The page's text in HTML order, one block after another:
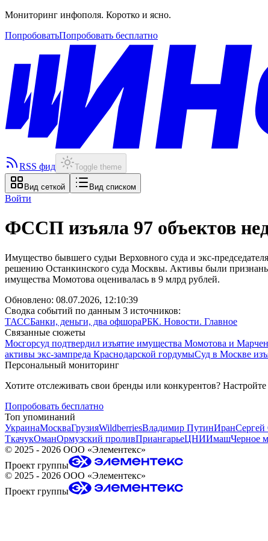
Мониторинг инфополя. Коротко и ясно.
ПопробоватьПопробовать бесплатно
RSS фид Toggle theme
Вид сеткой Вид списком
Войти
ФССП изъяла 97 объектов
Имущество бывшего судьи Верховного суда и экс-
решению Останкинского суда Москвы. Активы были признаны
имущества Момотова оценивалась в 9 млрд рублей.
Обновлено: 08.07.2026, 12:10:39
Сводка событий по данным 3 источников:
ТАССБанки, деньги, два офшораРБК. Новости. Главное
Связанные сюжеты
Мосгорсуд подтвердил изъятие имущества Момотова и
активы экс-зампреда Краснодарской гордумыСуд в Москве
Персональный мониторинг
Хотите отслеживать свои бренды или конкурентов?
Попробовать бесплатно
Топ упоминаний
УкраинаМоскваГрузияWildberriesВладимир ПутинИранСергей
ТкачукОманОрмузский проливПриангарьеЦНИИмашЧерное
© 2025 - 2026 ООО «Элементекс»
Проект группы
© 2025 - 2026 ООО «Элементекс»
Проект группы